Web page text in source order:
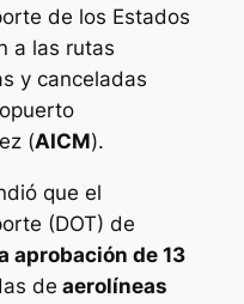
de los Estados
a las rutas
y canceladas
(AICM).
que el
(DOT) de
aprobación de 13
de aerolíneas